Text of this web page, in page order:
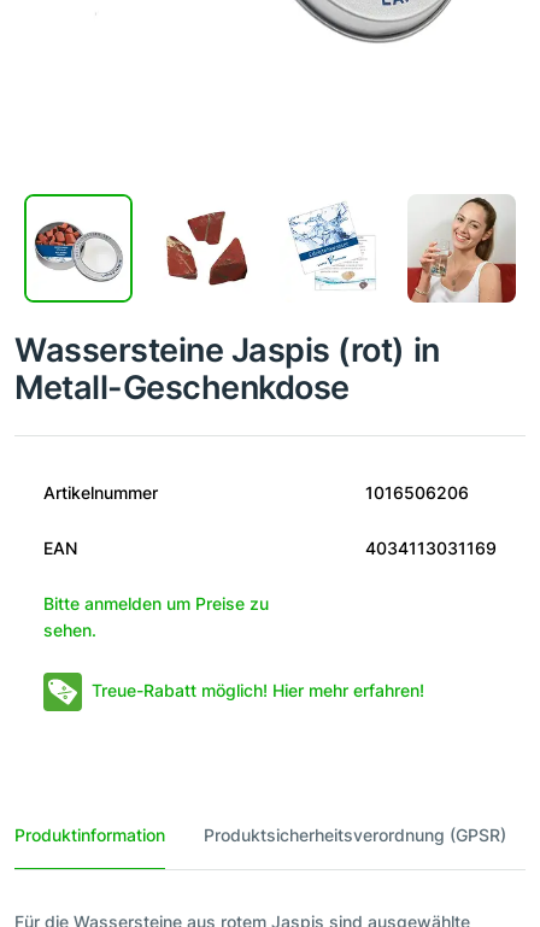
Wassersteine Jaspis (rot) in
Metall-Geschenkdose
Artikelnummer 1016506206
EAN 4034113031169
Bitte anmelden um Preise zu
sehen.
Treue-Rabatt möglich! Hier mehr erfahren!
Produktinformation Produktsicherheitsverordnung (GPSR)
Für die Wassersteine aus rotem Jaspis sind ausgewählte